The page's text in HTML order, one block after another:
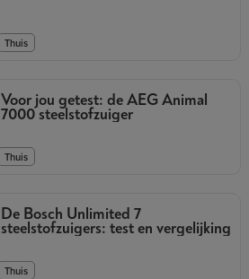
Thuis
Voor jou getest: de AEG Animal
7000 steelstofzuiger
Thuis
De Bosch Unlimited 7
steelstofzuigers: test en vergelijking
Thuis